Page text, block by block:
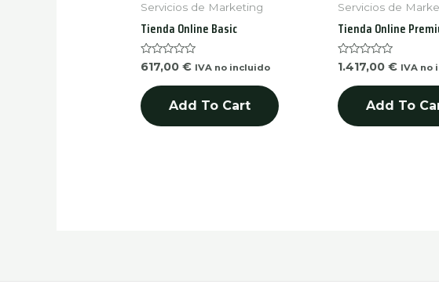
Servicios de Marketing
Tienda Online Basic
Rated
0
out
of
5
617,00 € IVA no incluido
Add To Cart
Servicios de
Tienda Online
Rated
0
out
of
5
1.417,00€ IVA no
Add To